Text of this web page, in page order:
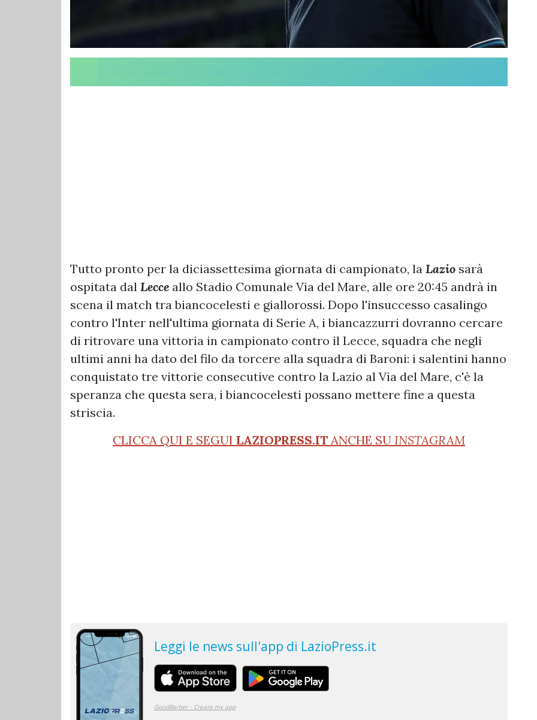
Tutto pronto per la diciassettesima giornata di campionato, la Lazio sarà
ospitata dal Lecce allo Stadio Comunale Via del Mare, alle ore 20:45 andrà in
scena il match tra biancocelesti e giallorossi. Dopo l'insuccesso casalingo
contro l'Inter nell'ultima giornata di Serie A, i biancazzurri dovranno cercare
di ritrovare una vittoria in campionato contro il Lecce, squadra che negli
ultimi anni ha dato del filo da torcere alla squadra di Baroni: i salentini hanno
conquistato tre vittorie consecutive contro la Lazio al Via del Mare, c'è la
speranza che questa sera, i biancocelesti possano mettere fine a questa
striscia.
CLICCA QUI E SEGUI LAZIOPRESS.IT ANCHE SU INSTAGRAM